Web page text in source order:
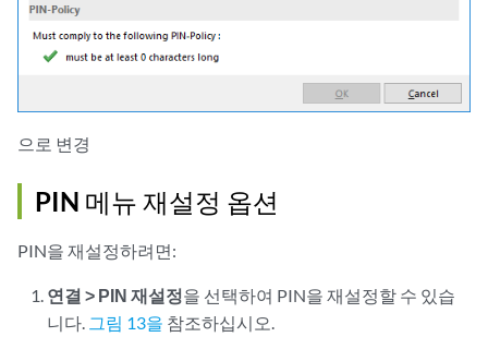
으로 변경
PIN 메뉴 재설정 옵션
PIN을 재설정하려면:
연결 > PIN 재설정을 선택하여 PIN을 재설정할 수 있습
니다. 그림 13을 참조하십시오.